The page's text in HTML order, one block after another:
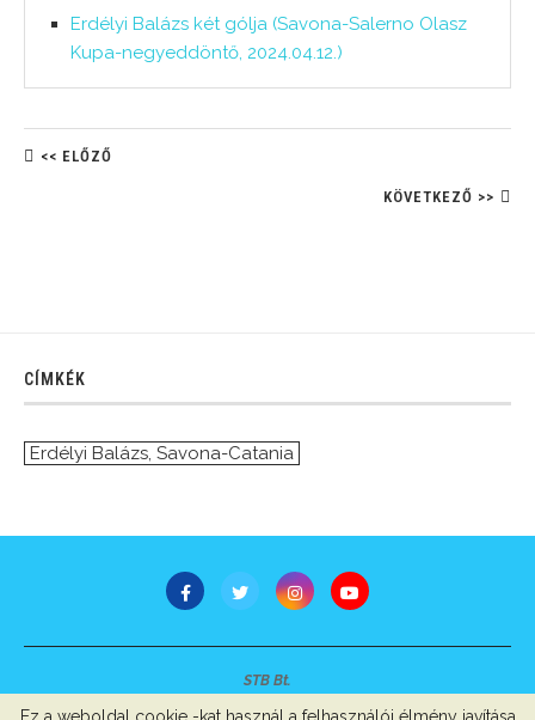
Erdélyi Balázs két gólja (Savona-Salerno Olasz
Kupa-negyeddöntő, 2024.04.12.)
<< ELŐZŐ
KÖVETKEZŐ >>
CÍMKÉK
Erdélyi Balázs Savona-Catania
STB Bt.
Minden jog fenntartva © 2007-2022